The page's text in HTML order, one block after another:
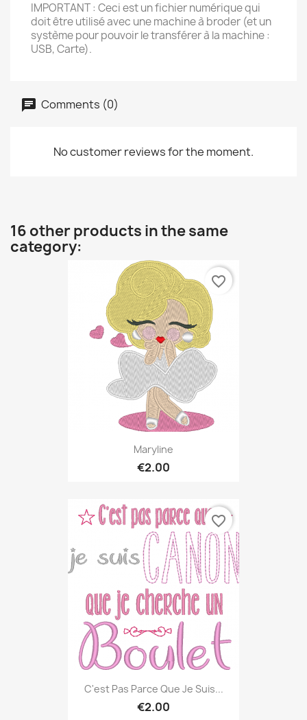
IMPORTANT : Ceci est un fichier numérique qui
doit être utilisé avec une machine à broder (et un
système pour pouvoir le transférer à la machine :
USB, Carte).
Comments (0)
No customer reviews for the moment.
16 other products in the same
category:
Maryline
€2.00
favorite_border
C'est Pas Parce Que Je Suis...
€2.00
favorite_border